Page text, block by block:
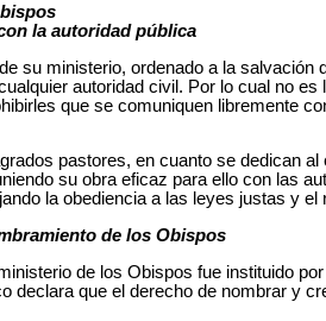
la autoridad pública
su ministerio, ordenado a la
autoridad civil. Por lo cual no
que se comuniquen libremente
pastores, en cuanto se dedican
su obra eficaz para ello con las
la obediencia a las leyes justas y
de los Obispos
de los Obispos fue instituido
declara que el derecho de nombrar y